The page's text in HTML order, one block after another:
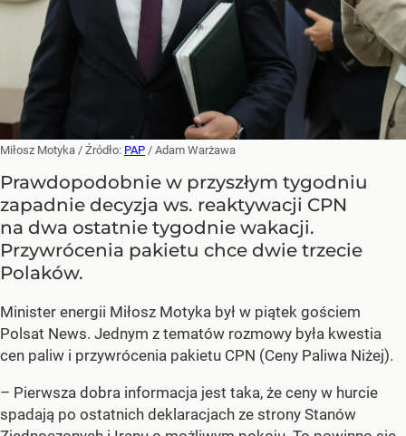
Miłosz Motyka / Źródło: PAP / Adam Warżawa
Prawdopodobnie w przyszłym tygodniu
zapadnie decyzja ws. reaktywacji CPN
na dwa ostatnie tygodnie wakacji.
Przywrócenia pakietu chce dwie trzecie
Polaków.
Minister energii Miłosz Motyka był w piątek gościem
Polsat News. Jednym z tematów rozmowy była kwestia
cen paliw i przywrócenia pakietu CPN (Ceny Paliwa Niżej).
– Pierwsza dobra informacja jest taka, że ceny w hurcie
spadają po ostatnich deklaracjach ze strony Stanów